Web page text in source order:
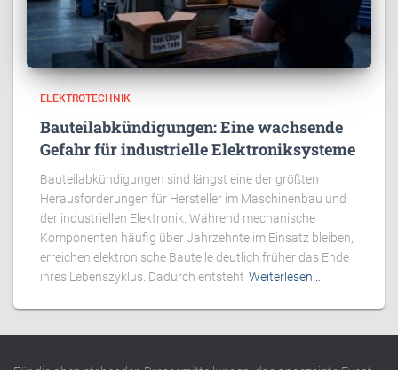
ELEKTROTECHNIK
Bauteilabkündigungen: Eine wachsende
Gefahr für industrielle Elektroniksysteme
Bauteilabkündigungen sind längst eine der größten
Herausforderungen für Hersteller im Maschinenbau und
der industriellen Elektronik. Während mechanische
Komponenten häufig über Jahrzehnte im Einsatz bleiben,
erreichen elektronische Bauteile deutlich früher das Ende
ihres Lebenszyklus. Dadurch entsteht Weiterlesen…